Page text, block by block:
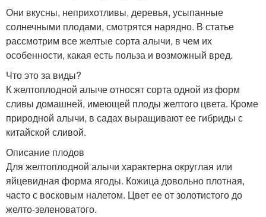
Они вкусны, неприхотливы, деревья, усыпанные
солнечными плодами, смотрятся нарядно. В статье
рассмотрим все желтые сорта алычи, в чем их
особенности, какая есть польза и возможный вред.
Что это за виды?
К желтоплодной алыче относят сорта одной из форм
сливы домашней, имеющей плоды желтого цвета. Кроме
природной алычи, в садах выращивают ее гибриды с
китайской сливой.
Описание плодов
Для желтоплодной алычи характерна округлая или
яйцевидная форма ягоды. Кожица довольно плотная,
часто с восковым налетом. Цвет ее от золотистого до
желто-зеленоватого.